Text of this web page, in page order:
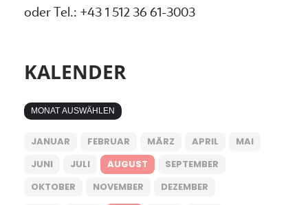
oder Tel.: +43 1 512 36 61-3003
KALENDER
MONAT AUSWÄHLEN
JANUAR FEBRUAR MÄRZ APRIL
MAI
JUNI
JULI AUGUST
SEPTEMBER
OKTOBER
NOVEMBER
DEZEMBER